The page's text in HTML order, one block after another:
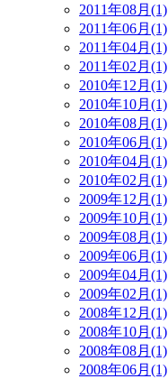
2011年08月(1)
2011年06月(1)
2011年04月(1)
2011年02月(1)
2010年12月(1)
2010年10月(1)
2010年08月(1)
2010年06月(1)
2010年04月(1)
2010年02月(1)
2009年12月(1)
2009年10月(1)
2009年08月(1)
2009年06月(1)
2009年04月(1)
2009年02月(1)
2008年12月(1)
2008年10月(1)
2008年08月(1)
2008年06月(1)